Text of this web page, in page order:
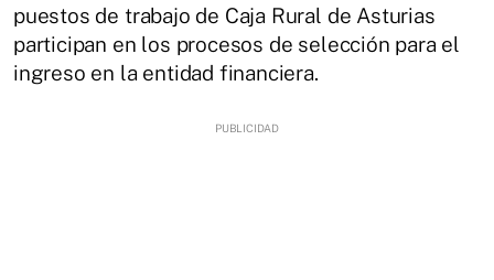
puestos de trabajo de Caja Rural de Asturias
participan en los procesos de selección para el
ingreso en la entidad financiera.